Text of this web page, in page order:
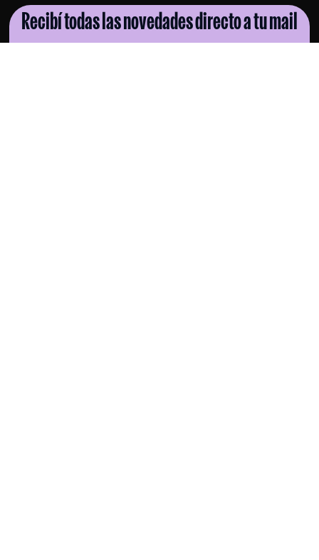
Recibí todas las novedades directo a tu mail